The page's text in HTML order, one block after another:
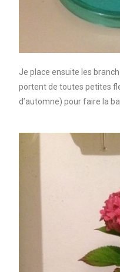
Je place ensuite les
portent de toutes petites
d’automne) pour faire la